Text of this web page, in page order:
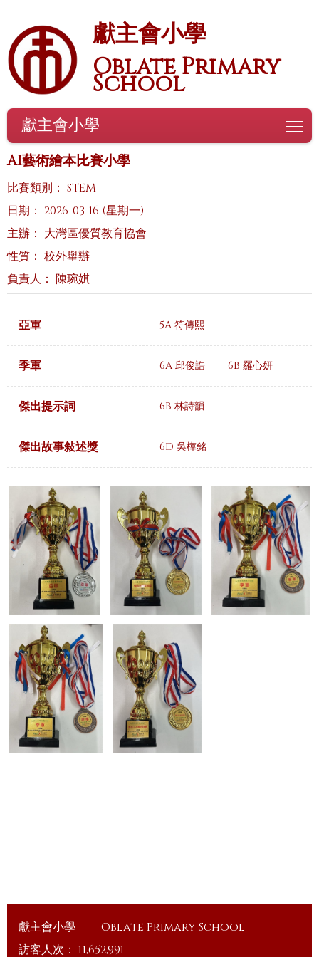
獻主會小學
Oblate Primary
School
獻主會小學
AI藝術繪本比賽小學
比賽類別： STEM
日期： 2026-03-16 (星期一)
主辦： 大灣區優質教育協會
性質： 校外舉辦
負責人： 陳琬娸
亞軍 5A 符傳熙
季軍 6A 邱俊誥 6B 羅心妍
傑出提示詞 6B 林詩韻
傑出故事敍述獎 6D 吳樺銘
獻主會小學
Oblate Primary School
訪客人次： 11,652,991